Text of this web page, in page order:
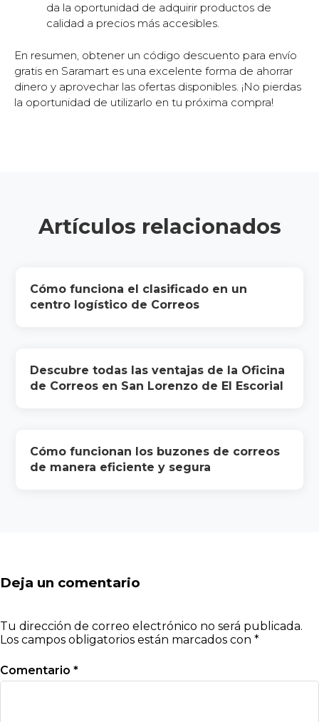
da la oportunidad de adquirir productos de
calidad a precios más accesibles.
En resumen, obtener un código descuento para envío
gratis en Saramart es una excelente forma de ahorrar
dinero y aprovechar las ofertas disponibles. ¡No pierdas
la oportunidad de utilizarlo en tu próxima compra!
Artículos relacionados
Cómo funciona el clasificado en un
centro logístico de Correos
Descubre todas las ventajas de la Oficina
de Correos en San Lorenzo de El Escorial
Cómo funcionan los buzones de correos
de manera eficiente y segura
Deja un comentario
Tu dirección de correo electrónico no será publicada.
Los campos obligatorios están marcados con *
Comentario *